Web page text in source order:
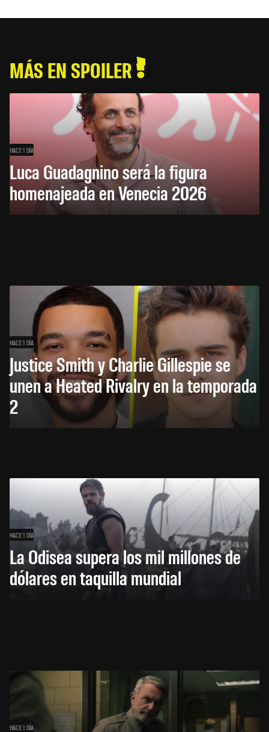
MÁS EN SPOILER
HACE 1 DÍA
Luca Guadagnino será la figura
homenajeada en Venecia 2026
HACE 1 DÍA
Justice Smith y Charlie Gillespie se
unen a Heated Rivalry en la temporada
2
HACE 1 DÍA
La Odisea supera los mil millones de
dólares en taquilla mundial
HACE 1 DÍA